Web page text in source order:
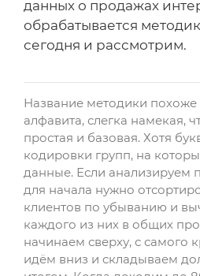
данных о продажах
обрабатывается
сегодня и рассмотрим.
Название методики
алфавита, слегка намекая,
простая и базовая. Хотя
кодировки групп, на
данные. Если анализируем
для начала нужно
клиентов по убыванию и
каждого из них в общих
начинаем сверху, с самого
идём вниз и складываем